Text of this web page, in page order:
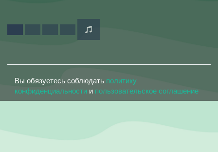
Вы обязуетесь соблюдать политику
конфиденциальности и пользовательское соглашение